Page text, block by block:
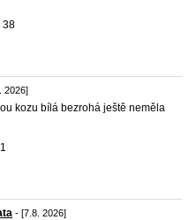
38
2026]
kozu bílá bezrohá ještě neměla
- [7.8. 2026]